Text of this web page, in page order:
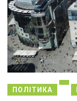
ПОЛІТИКА